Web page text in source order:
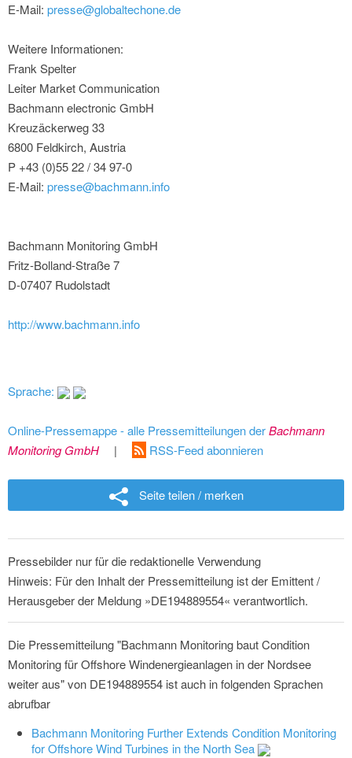
E-Mail: presse@globaltechone.de
Weitere Informationen:
Frank Spelter
Leiter Market Communication
Bachmann electronic GmbH
Kreuzäckerweg 33
6800 Feldkirch, Austria
P +43 (0)55 22 / 34 97-0
E-Mail: presse@bachmann.info
Bachmann Monitoring GmbH
Fritz-Bolland-Straße 7
D-07407 Rudolstadt
http://www.bachmann.info
Sprache:
Online-Pressemappe - alle Pressemitteilungen derBachmann
Monitoring GmbH
| RSS-Feed abonnieren
Seite teilen / merken
Pressebilder nur für die redaktionelle Verwendung
Hinweis: Für den Inhalt der Pressemitteilung ist der Emittent /
Herausgeber der Meldung »DE194889554« verantwortlich.
Die Pressemitteilung "Bachmann Monitoring baut Condition
Monitoring für Offshore Windenergieanlagen in der Nordsee
weiter aus" von DE194889554 ist auch in folgenden Sprachen
abrufbar
Bachmann Monitoring Further Extends Condition Monitoring
for Offshore Wind Turbines in the North Sea